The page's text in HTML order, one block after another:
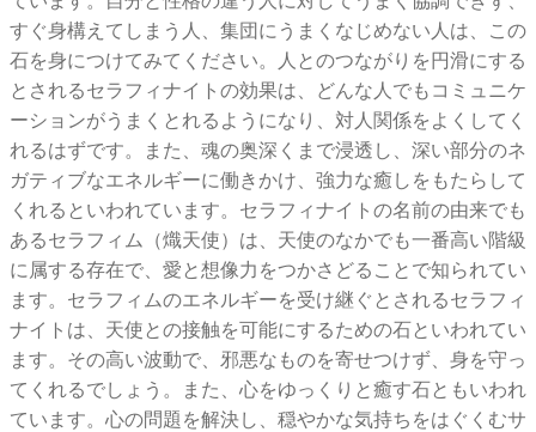
すぐ身構えてしまう人、集団にうまくなじめない人は、この
石を身につけてみてください。人とのつながりを円滑にする
とされるセラフィナイトの効果は、どんな人でもコミュニケ
ーションがうまくとれるようになり、対人関係をよくしてく
れるはずです。また、魂の奥深くまで浸透し、深い部分のネ
ガティブなエネルギーに働きかけ、強力な癒しをもたらして
くれるといわれています。セラフィナイトの名前の由来でも
あるセラフィム（熾天使）は、天使のなかでも一番高い階級
に属する存在で、愛と想像力をつかさどることで知られてい
ます。セラフィムのエネルギーを受け継ぐとされるセラフィ
ナイトは、天使との接触を可能にするための石といわれてい
ます。その高い波動で、邪悪なものを寄せつけず、身を守っ
てくれるでしょう。また、心をゆっくりと癒す石ともいわれ
ています。心の問題を解決し、穏やかな気持ちをはぐくむサ